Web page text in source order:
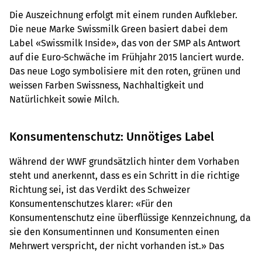
Die Auszeichnung erfolgt mit einem runden Aufkleber.
Die neue Marke Swissmilk Green basiert dabei dem
Label «Swissmilk Inside», das von der SMP als Antwort
auf die Euro-Schwäche im Frühjahr 2015 lanciert wurde.
Das neue Logo symbolisiere mit den roten, grünen und
weissen Farben Swissness, Nachhaltigkeit und
Natürlichkeit sowie Milch.
Konsumentenschutz: Unnötiges Label
Während der WWF grundsätzlich hinter dem Vorhaben
steht und anerkennt, dass es ein Schritt in die richtige
Richtung sei, ist das Verdikt des Schweizer
Konsumentenschutzes klarer: «Für den
Konsumentenschutz eine überflüssige Kennzeichnung, da
sie den Konsumentinnen und Konsumenten einen
Mehrwert verspricht, der nicht vorhanden ist.» Das